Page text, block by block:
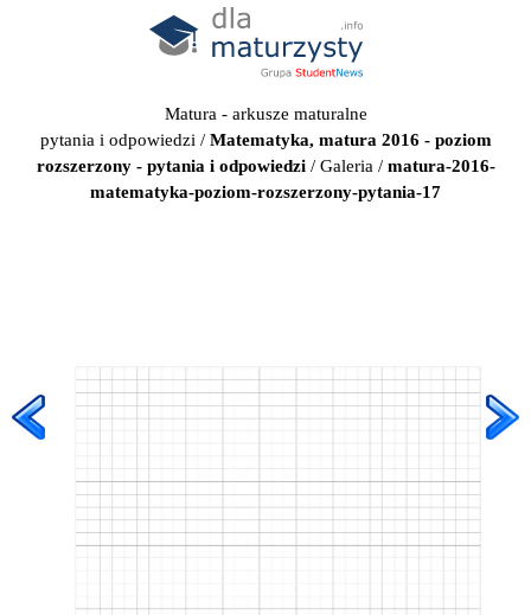
Matura - arkusze maturalne
pytania i odpowiedzi / Matematyka, matura 2016 - poziom
rozszerzony - pytania i odpowiedzi/ Galeria / matura-2016-
matematyka-poziom-rozszerzony-pytania-17